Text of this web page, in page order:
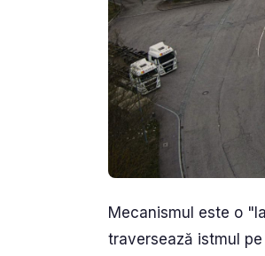
Mecanismul este o
traversează istmul